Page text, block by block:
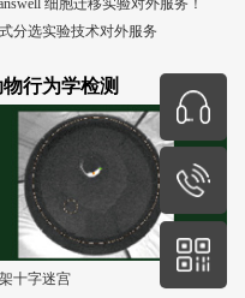
细胞迁移实验对外服务！
分选实验技术对外服务
物行为学检测
十字迷宫